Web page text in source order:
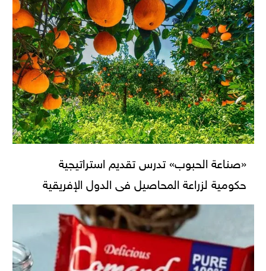
«صناعة الحبوب» تدرس تقديم استراتيجية
حكومية لزراعة المحاصيل فى الدول الإفريقية